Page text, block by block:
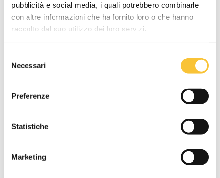
pubblicità e social media, i quali potrebbero combinarle
con altre informazioni che ha fornito loro o che hanno
raccolto dal suo utilizzo dei loro servizi.
delNecessari
Preferenze
Statistiche
Marketing
Azienda